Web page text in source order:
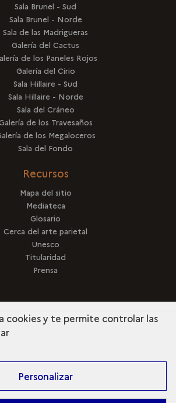
Sala Brunel - Sud
Sala Brunel - Norde
Sala de las Madrigueras
Galería del Cactus
de los Paneles Rojos
Galería del Cirio
Sala Hillaire - Sud
Sala Hillaire - Norde
Sala del Cráneo
de los Travesaños
de los Megaloceros
Sala del Fondo
Recursos
Mapa del sitio
Mediateca
Glosario
Cerca del arte parietal
Unesco
Titularidad
Prensa
cookies y te permite controlar las
Personalizar